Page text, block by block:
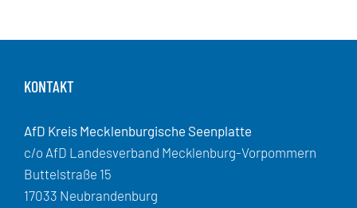
KONTAKT
AfD Kreis Mecklenburgische Seenplatte
c/o AfD Landesverband Mecklenburg-Vorpommern
Buttelstraße 15
17033 Neubrandenburg